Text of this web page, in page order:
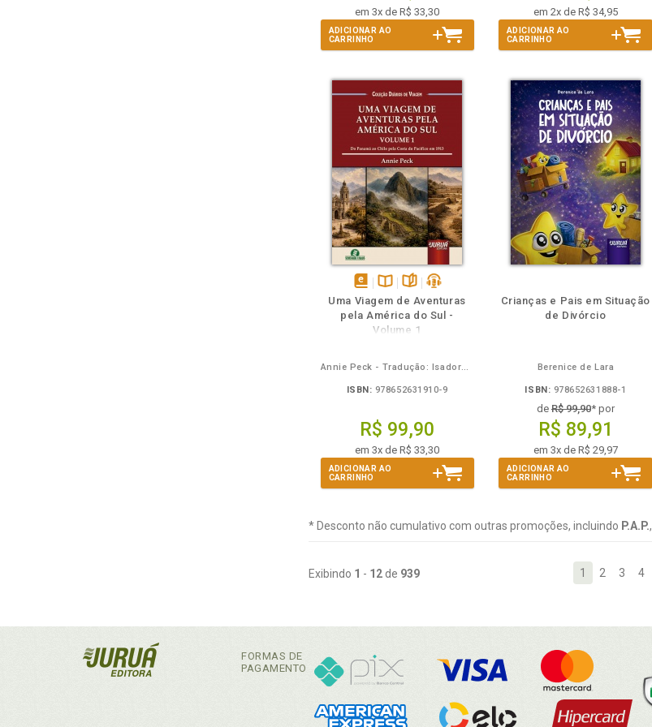
em 3x de R$ 33,30
ADICIONAR AO
CARRINHO
em 2x de R$ 34,95
ADICIONAR AO
CARRINHO
disponível
em
eBook
Disponível
na
B.V.
páginaspodcast
Uma Viagem de Aventuras
pela América do Sul -
Volume 1
Annie Peck - Tradução: Isadora Boni - Coordenadora/Adaptadora: Giselle Zambiazzi
ISBN: 978652631910-9
R$ 99,90
em 3x de R$ 33,30
ADICIONAR AO
CARRINHO
Crianças e Pais em Situação
de Divórcio
Berenice de Lara
ISBN: 978652631888-1
de R$ 99,90* por
R$ 89,91
em 3x de R$ 29,97
ADICIONAR AO
CARRINHO
TambémFolheie
* Desconto não cumulativo com outras promoções, incluindo P.A.P.,
Exibindo 1 - 12de 939 1 2 3 4
FORMAS DE
PAGAMENTO